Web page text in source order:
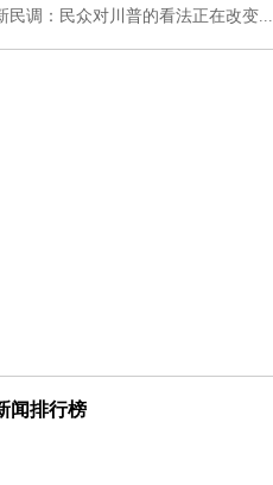
民调：民众对川普的看法正在改变...
闻排行榜